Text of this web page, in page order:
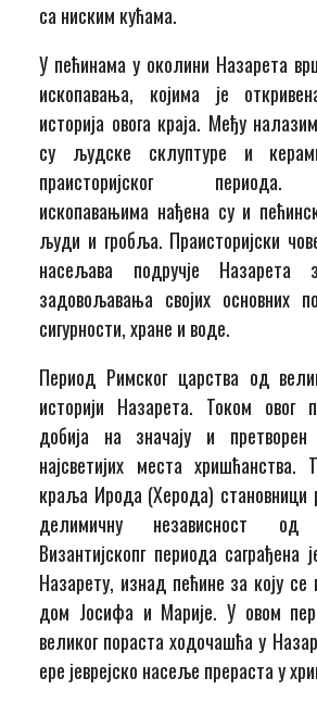
са ниским кућама.
У пећинама у околини Назарета
ископавања, којима је
историја овога краја. Међу
су људске склуптуре и
праисторијског периода.
ископавањима нађена су и
људи и гробља. Праисторијски
насељава подручје Назарета
задовољавања својих основних
сигурности, хране и воде.
Период Римског царства од
историји Назарета. Током овог
добија на значају и
најсветијих места хришћанства.
краља Ирода (Херода) становници
делимичну независност
Византијскопг периода саграђена
Назарету, изнад пећине за коју се
дом Јосифа и Марије. У овом
великог пораста ходочашћа у
ере јеврејско насеље прераста у